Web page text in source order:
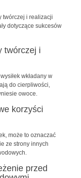
twórczej i realizacji
dotyczące sukcesów
twórczej i
wkładany w
do cierpliwości,
owoce.
korzyści
może to oznaczać
ze strony innych
przed